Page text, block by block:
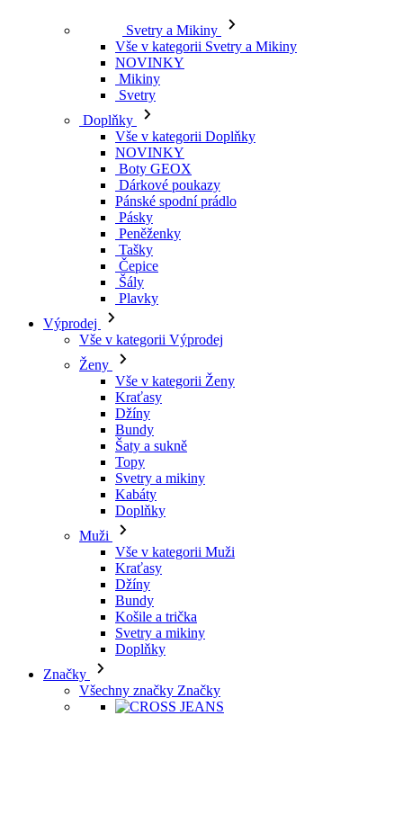
Svetry a Mikiny
Vše v kategorii Svetry a Mikiny
NOVINKY
Mikiny
Svetry
Doplňky
Vše v kategorii Doplňky
NOVINKY
Boty GEOX
Dárkové poukazy
Pánské spodní prádlo
Pásky
Peněženky
Tašky
Čepice
Šály
Plavky
Výprodej
Vše v kategorii Výprodej
Ženy
Vše v kategorii Ženy
Kraťasy
Džíny
Bundy
Šaty a sukně
Topy
Svetry a mikiny
Kabáty
Doplňky
Muži
Vše v kategorii Muži
Kraťasy
Džíny
Bundy
Košile a trička
Svetry a mikiny
Doplňky
Značky
Všechny značky Značky